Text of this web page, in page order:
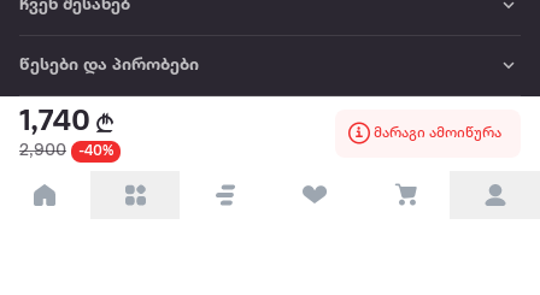
1,740
2,900 -40%
მარაგი ამოიწურა
ჩვენ შესახებ
წესები და პირობები
პარტნიორებისთვის
ტრენდული